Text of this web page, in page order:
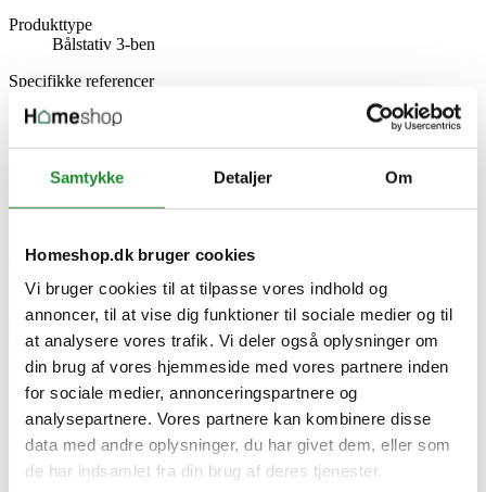
Samtykke Detaljer Om
Homeshop.dk bruger cookies
Vi bruger cookies til at tilpasse vores indhold og
annoncer, til at vise dig funktioner til sociale medier og til
at analysere vores trafik. Vi deler også oplysninger om
din brug af vores hjemmeside med vores partnere inden
for sociale medier, annonceringspartnere og
analysepartnere. Vores partnere kan kombinere disse
data med andre oplysninger, du har givet dem, eller som
de har indsamlet fra din brug af deres tjenester.
Produkttype
Bålstativ 3-ben
Specifikke referencer
Lev. varenr.
5902709572121
5902709572121
Skriv produktanmeldelse
Ingen kundeanmeldelser for øjeblikket
Cook King 200 cm trefod til Bålsted